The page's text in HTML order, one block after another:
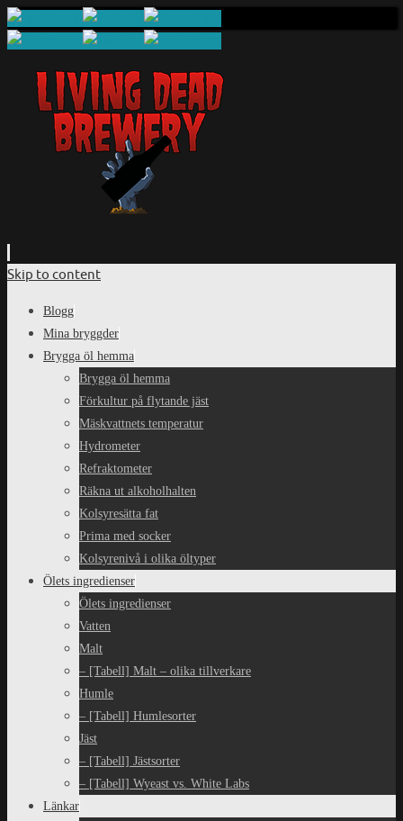
Skip to content
Blogg
Mina bryggder
Brygga öl hemma
Brygga öl hemma
Förkultur på flytande jäst
Mäskvattnets temperatur
Hydrometer
Refraktometer
Räkna ut alkoholhalten
Kolsyresätta fat
Prima med socker
Kolsyrenivå i olika öltyper
Ölets ingredienser
Ölets ingredienser
Vatten
Malt
– [Tabell] Malt – olika tillverkare
Humle
– [Tabell] Humlesorter
Jäst
– [Tabell] Jästsorter
– [Tabell] Wyeast vs. White Labs
Länkar